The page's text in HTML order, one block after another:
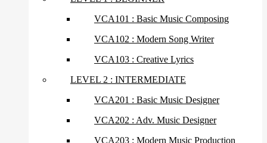
VCA101 : Basic Music Composing
VCA102 : Modern Song Writer
VCA103 : Creative Lyrics
LEVEL 2 : INTERMEDIATE
VCA201 : Basic Music Designer
VCA202 : Adv. Music Designer
VCA203 : Modern Music Production